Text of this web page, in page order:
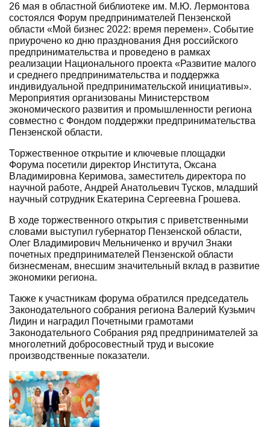
26 мая в областной библиотеке им. М.Ю. Лермонтова
состоялся Форум предпринимателей Пензенской
области «Мой бизнес 2022: время перемен». Событие
приурочено ко дню празднования Дня российского
предпринимательства и проведено в рамках
реализации Национального проекта «Развитие малого
и среднего предпринимательства и поддержка
индивидуальной предпринимательской инициативы».
Мероприятия организованы Министерством
экономического развития и промышленности региона
совместно с Фондом поддержки предпринимательства
Пензенской области.
Торжественное открытие и ключевые площадки
Форума посетили директор Института, Оксана
Владимировна Керимова, заместитель директора по
научной работе, Андрей Анатольевич Тусков, младший
научный сотрудник Екатерина Сергеевна Грошева.
В ходе торжественного открытия с приветственными
словами выступил губернатор Пензенской области,
Олег Владимирович Мельниченко и вручил Знаки
почетных предпринимателей Пензенской области
бизнесменам, внесшим значительный вклад в развитие
экономики региона.
Также к участникам форума обратился председатель
Законодательного собрания региона Валерий Кузьмич
Лидин и наградил Почетными грамотами
Законодательного Собрания ряд предпринимателей за
многолетний добросовестный труд и высокие
производственные показатели.